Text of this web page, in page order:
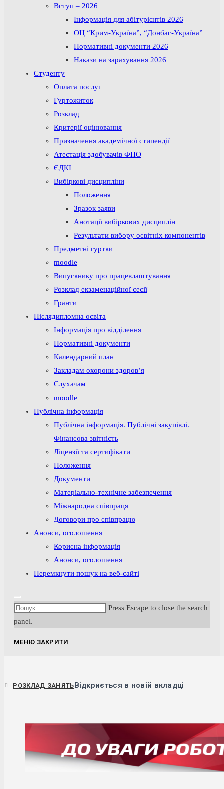
Вступ – 2026
Інформація для абітурієнтів 2026
ОЦ “Крим-Україна”, “Донбас-Україна”
Нормативні документи 2026
Накази на зарахування 2026
Студенту
Оплата послуг
Гуртожиток
Розклад
Критерії оцінювання
Призначення академічної стипендії
Атестація здобувачів ФПО
ЄДКІ
Вибіркові дисципліни
Положення
Зразок заяви
Анотації вибіркових дисциплін
Результати вибору освітніх компонентів
Предметні гуртки
moodle
Випускнику про працевлаштування
Розклад екзаменаційної сесії
Гранти
Післядипломна освіта
Інформація про відділення
Нормативні документи
Календарний план
Закладам охорони здоров’я
Слухачам
moodle
Публічна інформація
Публічна інформація. Публічні закупівлі.
Фінансова звітність
Ліцензії та сертифікати
Положення
Документи
Матеріально-технічне забезпечення
Міжнародна співпраця
Договори про співпрацю
Анонси, оголошення
Корисна інформація
Анонси, оголошення
Перемкнути пошук на веб-сайті
Press Escape to close the search
panel.
МЕНЮ ЗАКРИТИ
РОЗКЛАД ЗАНЯТЬВідкриється в новій вкладці